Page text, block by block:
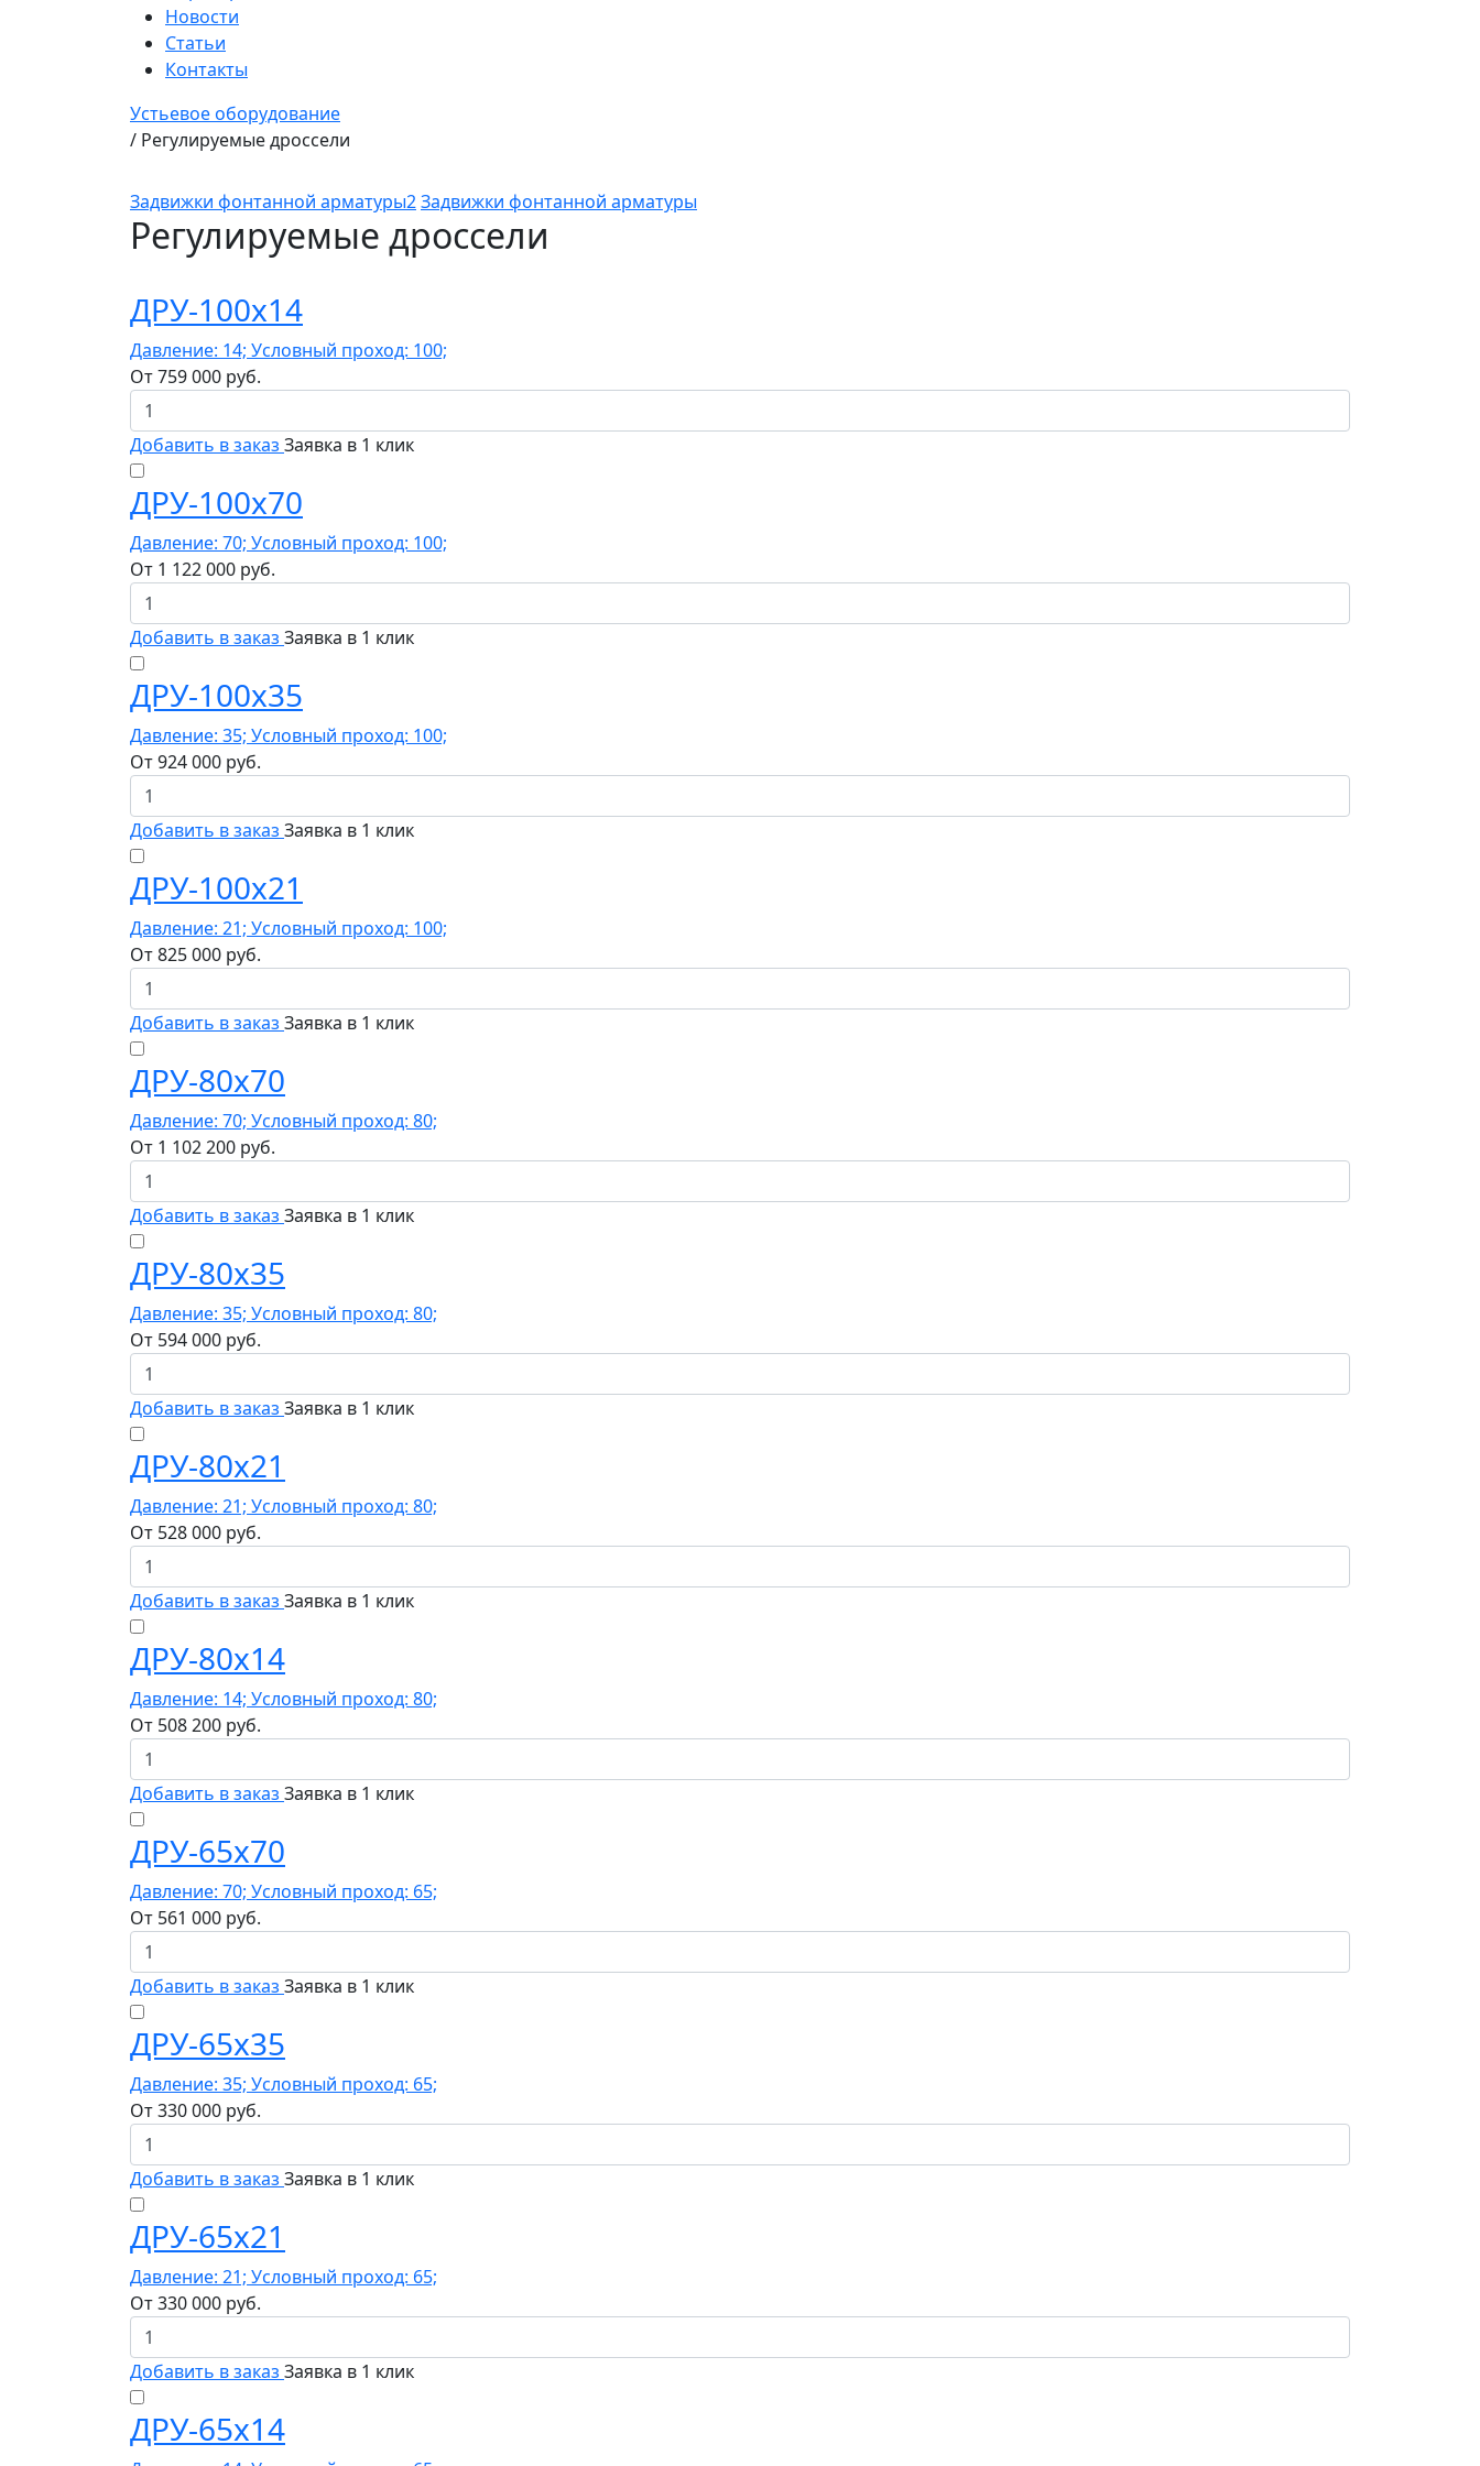
Новости
Статьи
Контакты
Устьевое оборудование
/ Регулируемые дроссели
Задвижки фонтанной арматуры2Задвижки фонтанной арматуры
Регулируемые дроссели
ДРУ-100х14
Давление: 14; Условный проход: 100;
От759 000 руб.
Добавить в заказ Заявка в 1 клик
ДРУ-100х70
Давление: 70; Условный проход: 100;
От 1 122 000 руб.
Добавить в заказ Заявка в 1 клик
ДРУ-100х35
Давление: 35; Условный проход: 100;
От924 000 руб.
Добавить в заказ Заявка в 1 клик
ДРУ-100х21
Давление: 21; Условный проход: 100;
От825 000 руб.
Добавить в заказ Заявка в 1 клик
ДРУ-80х70
Давление: 70; Условный проход: 80;
От 1 102 200 руб.
Добавить в заказ Заявка в 1 клик
ДРУ-80х35
Давление: 35; Условный проход: 80;
От 594 000 руб.
Добавить в заказ Заявка в 1 клик
ДРУ-80х21
Давление: 21; Условный проход: 80;
От 528 000 руб.
Добавить в заказ Заявка в 1 клик
ДРУ-80х14
Давление: 14; Условный проход: 80;
От 508 200 руб.
Добавить в заказ Заявка в 1 клик
ДРУ-65х70
Давление: 70; Условный проход: 65;
От 561 000 руб.
Добавить в заказ Заявка в 1 клик
ДРУ-65х35
Давление: 35; Условный проход: 65;
От330 000 руб.
Добавить в заказ Заявка в 1 клик
ДРУ-65х21
Давление: 21; Условный проход: 65;
От330 000 руб.
Добавить в заказ Заявка в 1 клик
ДРУ-65х14